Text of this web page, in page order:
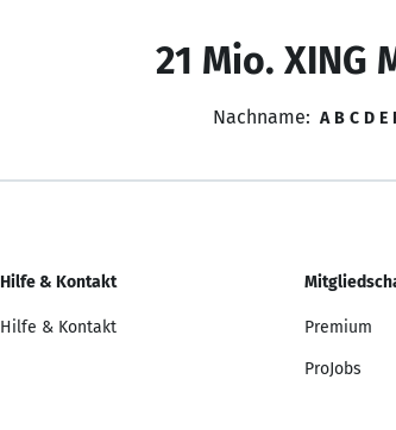
21 Mio. XING
Nachname: A B C D E
Hilfe & Kontakt
Hilfe & Kontakt Premium
ProJobs